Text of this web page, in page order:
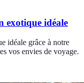
exotique idéale
idéale grâce à notre
vos envies de voyage.